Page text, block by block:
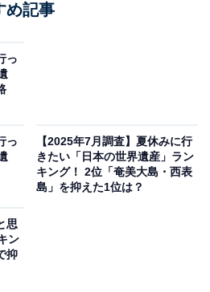
して、1度は見に行っておきた
らです」（20代男性／東京
つ"重さ"がとにかく桁違い。
、『生きてる今』を考えさせ
田県）などのコメントが寄せら
め記事
っ
っ
【2025年7月調査】夏休みに行
きたい「日本の世界遺産」ラン
キング！ 2位「奄美大島・西表
島」を抑えた1位は？
思
ン
抑